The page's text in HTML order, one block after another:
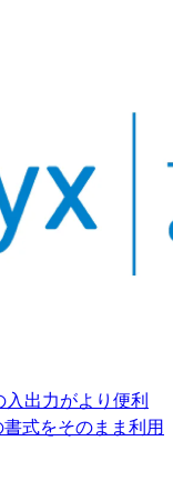
出力がより便利
式をそのまま利用